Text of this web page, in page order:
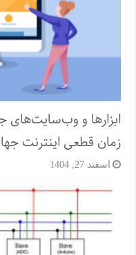
ابزارها و وب‌سایت‌های
زمان قطعی اینترنت
اسفند 27, 1404